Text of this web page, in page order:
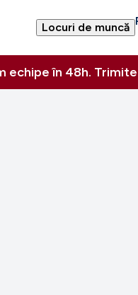
Locuri de muncă
echipe în 48h.